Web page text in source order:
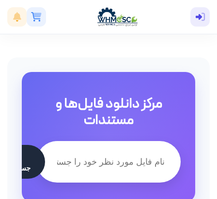
مرکز دانلود فایل‌ها و
مستندات
جستجو